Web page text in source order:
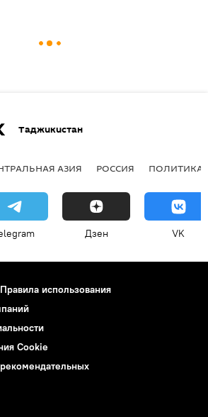
Таджикистан
АЗИЯ РОССИЯ ПОЛИТИКА
Дзен VK
Правила использования
Cookie